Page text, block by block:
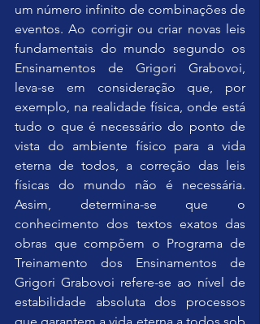
um número infinito de combinações de
eventos. Ao corrigir ou criar novas leis
fundamentais do mundo segundo os
Ensinamentos de Grigori Grabovoi,
leva-se em consideração que, por
exemplo, na realidade física, onde está
tudo o que é necessário do ponto de
vista do ambiente físico para a vida
eterna de todos, a correção das leis
físicas do mundo não é necessária.
Assim, determina-se que o
conhecimento dos textos exatos das
obras que compõem o Programa de
Treinamento dos Ensinamentos de
Grigori Grabovoi refere-se ao nível de
estabilidade absoluta dos processos